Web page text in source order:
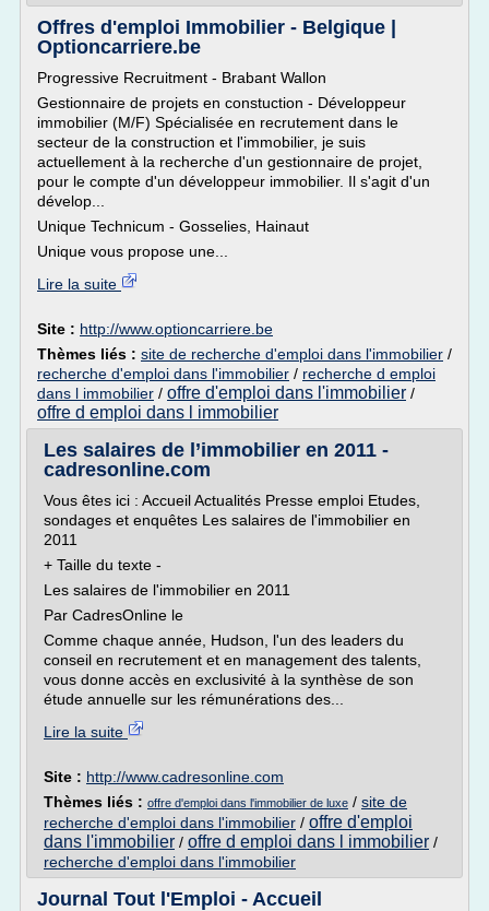
Offres d'emploi Immobilier - Belgique |
Optioncarriere.be
Progressive Recruitment - Brabant Wallon
Gestionnaire de projets en constuction - Développeur
immobilier (M/F) Spécialisée en recrutement dans le
secteur de la construction et l'immobilier, je suis
actuellement à la recherche d'un gestionnaire de projet,
pour le compte d'un développeur immobilier. Il s'agit d'un
dévelop...
Unique Technicum - Gosselies, Hainaut
Unique vous propose une...
Lire la suite
Site : http://www.optioncarriere.be
Thèmes liés : site de recherche d'emploi dans l'immobilier /
recherche d'emploi dans l'immobilier / recherche d emploi
dans l immobilier / offre d'emploi dans l'immobilier /
offre d emploi dans l immobilier
Les salaires de l’immobilier en 2011 -
cadresonline.com
Vous êtes ici : Accueil Actualités Presse emploi Etudes,
sondages et enquêtes Les salaires de l'immobilier en
2011
+ Taille du texte -
Les salaires de l'immobilier en 2011
Par CadresOnline le
Comme chaque année, Hudson, l'un des leaders du
conseil en recrutement et en management des talents,
vous donne accès en exclusivité à la synthèse de son
étude annuelle sur les rémunérations des...
Lire la suite
Site : http://www.cadresonline.com
Thèmes liés : offre d'emploi dans l'immobilier de luxe / site de
recherche d'emploi dans l'immobilier / offre d'emploi
dans l'immobilier / offre d emploi dans l immobilier /
recherche d'emploi dans l'immobilier
Journal Tout l'Emploi - Accueil